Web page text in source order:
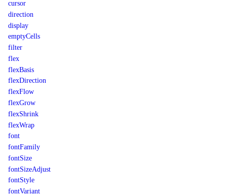
cursor
direction
display
emptyCells
filter
flex
flexBasis
flexDirection
flexFlow
flexGrow
flexShrink
flexWrap
font
fontFamily
fontSize
fontSizeAdjust
fontStyle
fontVariant